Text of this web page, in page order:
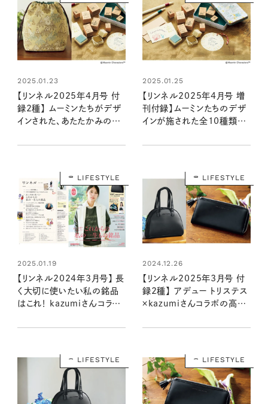
2025.01.23
【リンネル2025年4月号 付
録2種】 ムーミンたちがデザ
インされた、あたたかみのあ
トが登場！ （2/19発売リン
2025.01.25
【リンネル2025年4月号 増
刊付録】ムーミンたちのデザ
インが施された全10種類の
（2/19発売リンネル2025
LIFESTYLE
2025.01.19
【リンネル2024年3月号】 長
く大切に使いたい私の銘品
はこれ！ kazumiさんコラボ
を最速レポート＜1月20日発
LIFESTYLE
2024.12.26
【リンネル2025年3月号 付
録2種】 アデュー トリステス
×kazumiさんコラボの高級
（1/20発売リンネル2025
LIFESTYLE LIFESTYLE